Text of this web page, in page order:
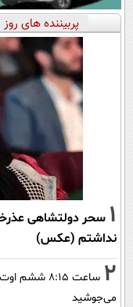
پربیننده های روز
1 سحر دولتشاهی
نداشتم (عکس)
2
ساعت ۸:۱۵
می‌جوشید